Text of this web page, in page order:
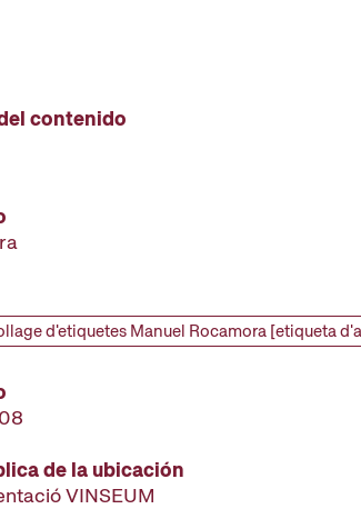
contenido
de la ubicación
VINSEUM